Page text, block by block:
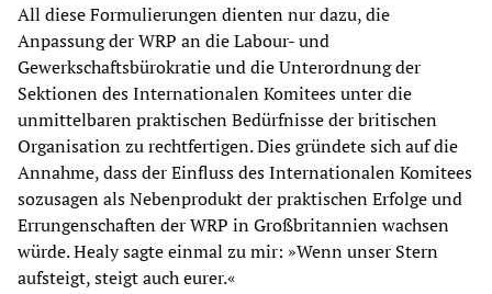
All diese Formulierungen dienten nur dazu, die
Anpassung der WRP an die Labour- und
Gewerkschaftsbürokratie und die Unterordnung der
Sektionen des Internationalen Komitees unter die
unmittelbaren praktischen Bedürfnisse der britischen
Organisation zu rechtfertigen. Dies gründete sich auf die
Annahme, dass der Einfluss des Internationalen Komitees
sozusagen als Nebenprodukt der praktischen Erfolge und
Errungenschaften der WRP in Großbritannien wachsen
würde. Healy sagte einmal zu mir: »Wenn unser Stern
aufsteigt, steigt auch eurer.«